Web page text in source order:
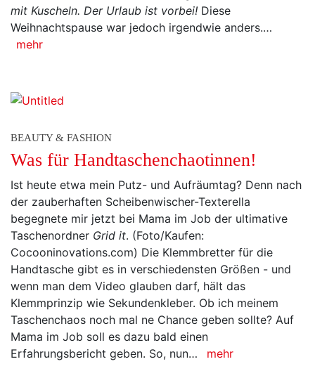
mit Kuscheln. Der Urlaub ist vorbei!Diese
Weihnachtspause war jedoch irgendwie anders.…
mehr
Was für Handtaschenchaotinnen!
Ist heute etwa mein Putz- und Aufräumtag? Denn nach
der zauberhaften Scheibenwischer-Texterella
begegnete mir jetzt bei Mama im Job der ultimative
TaschenordnerGrid it . (Foto/Kaufen:
Cocooninovations.com) Die Klemmbretter für die
Handtasche gibt es in verschiedensten Größen - und
wenn man dem Video glauben darf, hält das
Klemmprinzip wie Sekundenkleber. Ob ich meinem
Taschenchaos noch mal ne Chance geben sollte? Auf
Mama im Job soll es dazu bald einen
Erfahrungsbericht geben. So, nun…
mehr